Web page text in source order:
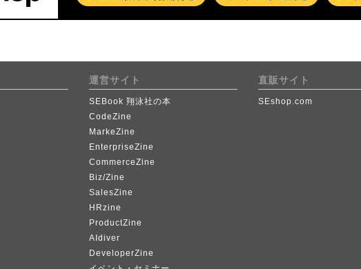
運営サイト
SEBook 翔泳社の本
CodeZine
MarkeZine
EnterpriseZine
CommerceZine
Biz/Zine
SalesZine
HRzine
ProductZine
AIdiver
DeveloperZine
直販サイト
SEshop.com